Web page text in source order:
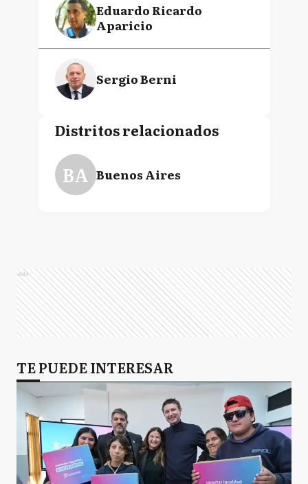
Eduardo Ricardo
Aparicio
Sergio Berni
Distritos relacionados
BA Buenos Aires
Ads
TE PUEDE INTERESAR